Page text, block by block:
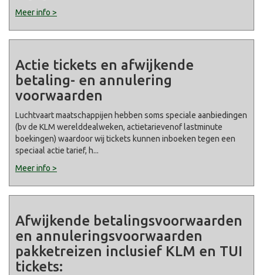
Meer info >
Actie tickets en afwijkende
betaling- en annulering
voorwaarden
Luchtvaart maatschappijen hebben soms speciale aanbiedingen
(bv de KLM werelddealweken, actietarievenof lastminute
boekingen) waardoor wij tickets kunnen inboeken tegen een
speciaal actie tarief, h...
Meer info >
Afwijkende betalingsvoorwaarden
en annuleringsvoorwaarden
pakketreizen inclusief KLM en TUI
tickets: